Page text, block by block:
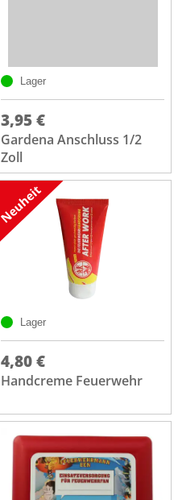
Lager
3,95 €
Gardena Anschluss 1/2
Zoll
Lager
4,80 €
Handcreme Feuerwehr